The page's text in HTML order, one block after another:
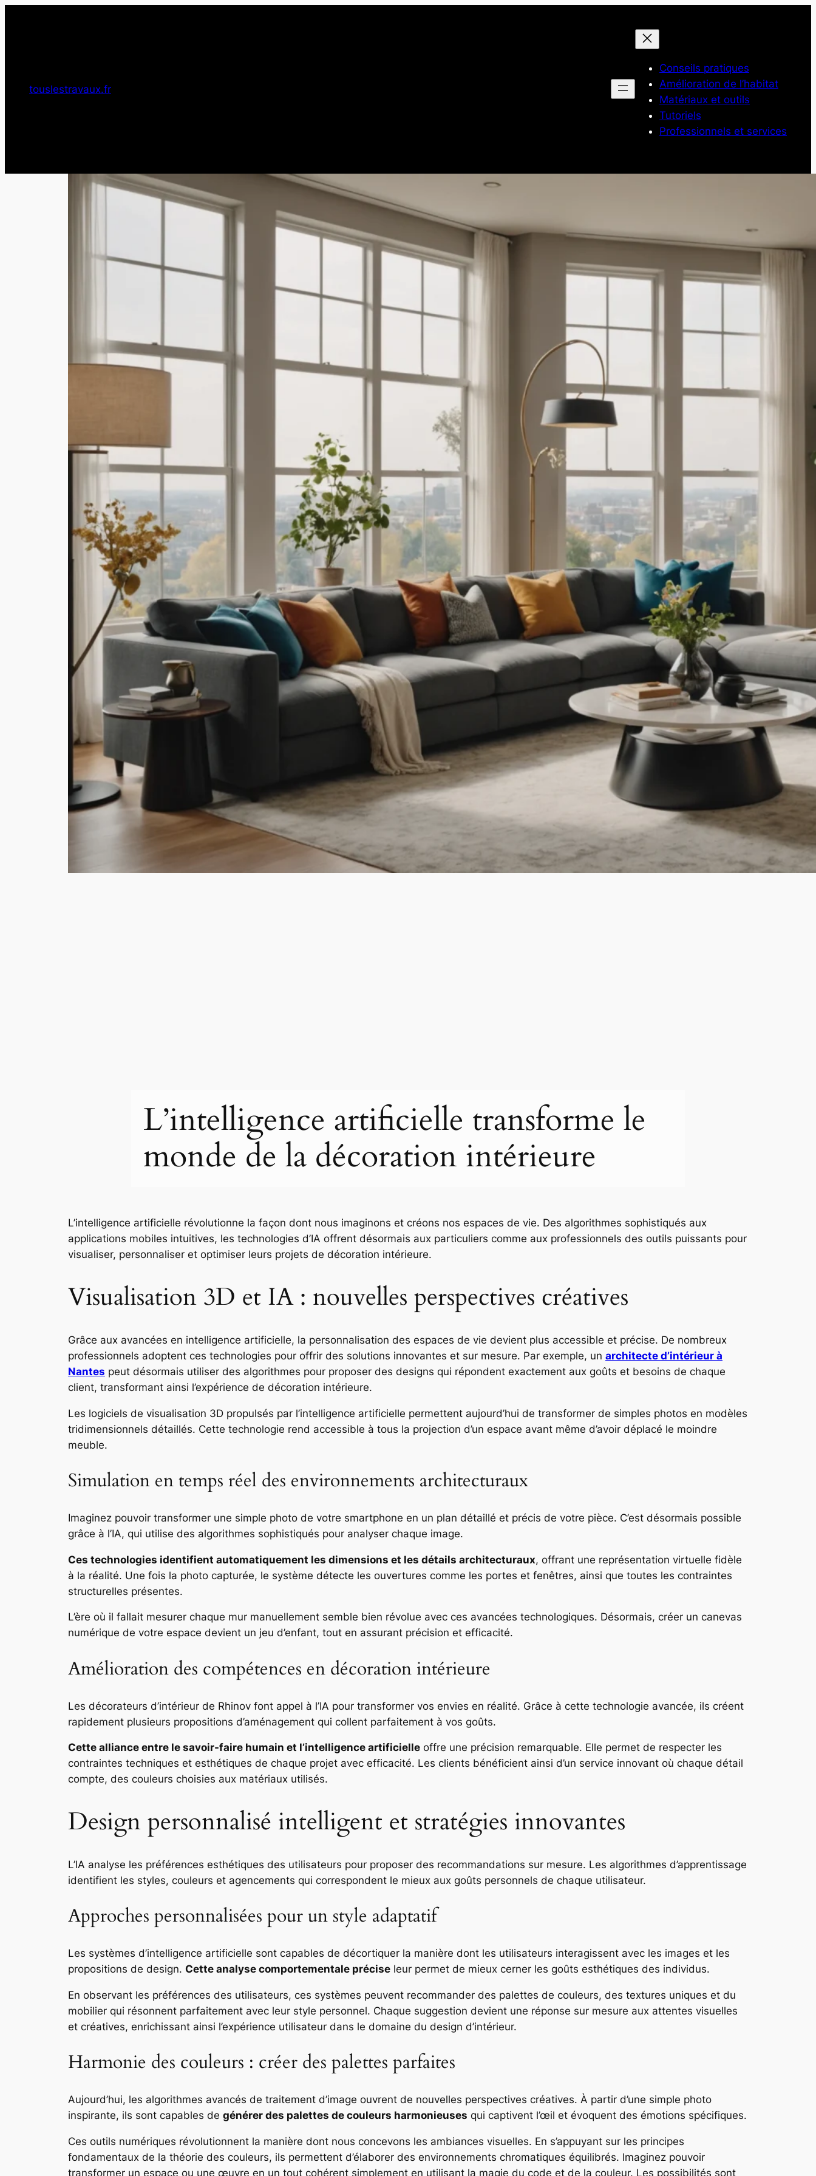
touslestravaux.fr
Conseils pratiques
Amélioration de l’habitat
Matériaux et outils
Tutoriels
Professionnels et services
L’intelligence artificielle transforme le
monde de la décoration intérieure
L’intelligence artificielle révolutionne la façon dont nous imaginons et créons nos espaces de vie. Des algorithmes sophistiqués aux
applications mobiles intuitives, les technologies d’IA offrent désormais aux particuliers comme aux professionnels des outils puissants pour
visualiser, personnaliser et optimiser leurs projets de décoration intérieure.
Visualisation 3D et IA : nouvelles perspectives créatives
Grâce aux avancées en intelligence artificielle, la personnalisation des espaces de vie devient plus accessible et précise. De nombreux
professionnels adoptent ces technologies pour offrir des solutions innovantes et sur mesure. Par exemple, un architecte d’intérieur à
Nantes peut désormais utiliser des algorithmes pour proposer des designs qui répondent exactement aux goûts et besoins de chaque
client, transformant ainsi l’expérience de décoration intérieure.
Les logiciels de visualisation 3D propulsés par l’intelligence artificielle permettent aujourd’hui de transformer de simples photos en modèles
tridimensionnels détaillés. Cette technologie rend accessible à tous la projection d’un espace avant même d’avoir déplacé le moindre
meuble.
Simulation en temps réel des environnements architecturaux
Imaginez pouvoir transformer une simple photo de votre smartphone en un plan détaillé et précis de votre pièce. C’est désormais possible
grâce à l’IA, qui utilise des algorithmes sophistiqués pour analyser chaque image.
Ces technologies identifient automatiquement les dimensions et les détails architecturaux, offrant une représentation virtuelle fidèle
à la réalité. Une fois la photo capturée, le système détecte les ouvertures comme les portes et fenêtres, ainsi que toutes les contraintes
structurelles présentes.
L’ère où il fallait mesurer chaque mur manuellement semble bien révolue avec ces avancées technologiques. Désormais, créer un canevas
numérique de votre espace devient un jeu d’enfant, tout en assurant précision et efficacité.
Amélioration des compétences en décoration intérieure
Les décorateurs d’intérieur de Rhinov font appel à l’IA pour transformer vos envies en réalité. Grâce à cette technologie avancée, ils créent
rapidement plusieurs propositions d’aménagement qui collent parfaitement à vos goûts.
Cette alliance entre le savoir-faire humain et l’intelligence artificielle offre une précision remarquable. Elle permet de respecter les
contraintes techniques et esthétiques de chaque projet avec efficacité. Les clients bénéficient ainsi d’un service innovant où chaque détail
compte, des couleurs choisies aux matériaux utilisés.
Design personnalisé intelligent et stratégies innovantes
L’IA analyse les préférences esthétiques des utilisateurs pour proposer des recommandations sur mesure. Les algorithmes d’apprentissage
identifient les styles, couleurs et agencements qui correspondent le mieux aux goûts personnels de chaque utilisateur.
Approches personnalisées pour un style adaptatif
Les systèmes d’intelligence artificielle sont capables de décortiquer la manière dont les utilisateurs interagissent avec les images et les
propositions de design. Cette analyse comportementale précise leur permet de mieux cerner les goûts esthétiques des individus.
En observant les préférences des utilisateurs, ces systèmes peuvent recommander des palettes de couleurs, des textures uniques et du
mobilier qui résonnent parfaitement avec leur style personnel. Chaque suggestion devient une réponse sur mesure aux attentes visuelles
et créatives, enrichissant ainsi l’expérience utilisateur dans le domaine du design d’intérieur.
Harmonie des couleurs : créer des palettes parfaites
Aujourd’hui, les algorithmes avancés de traitement d’image ouvrent de nouvelles perspectives créatives. À partir d’une simple photo
inspirante, ils sont capables de générer des palettes de couleurs harmonieuses qui captivent l’œil et évoquent des émotions spécifiques.
Ces outils numériques révolutionnent la manière dont nous concevons les ambiances visuelles. En s’appuyant sur les principes
fondamentaux de la théorie des couleurs, ils permettent d’élaborer des environnements chromatiques équilibrés. Imaginez pouvoir
transformer un espace ou une œuvre en un tout cohérent simplement en utilisant la magie du code et de la couleur. Les possibilités sont